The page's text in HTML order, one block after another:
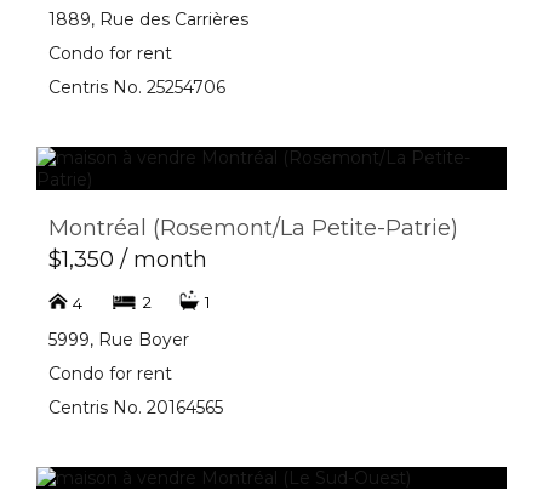
1889, Rue des Carrières
Condo for rent
Centris No. 25254706
Montréal (Rosemont/La Petite-Patrie)
$1,350 / month
4 2 1
5999, Rue Boyer
Condo for rent
Centris No. 20164565